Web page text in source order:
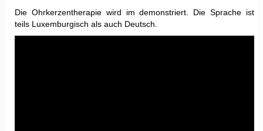
Die Ohrkerzentherapie wird im demonstriert. Die Sprache ist
teils Luxemburgisch als auch Deutsch.